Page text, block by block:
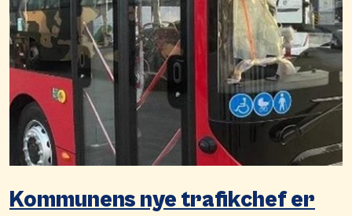
Kommunens nye trafikchef er